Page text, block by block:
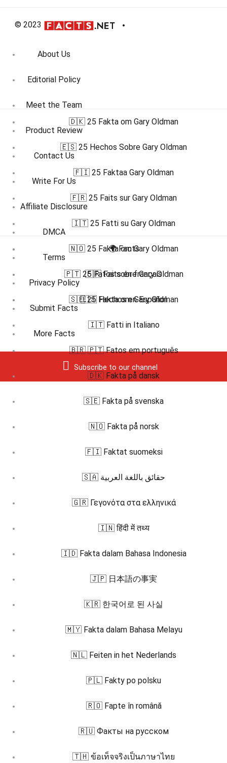
© 2023
About Us
Editorial Policy
Meet the Team
Product Review
Contact Us
Write For Us
Affiliate Disclosure
DMCA
Terms
Privacy Policy
Submit Facts
More Facts
Subscribe to our channel
🇩🇰 25 Fakta om Gary Oldman
🇪🇸 25 Hechos Sobre Gary Oldman
🇫🇮 25 Faktaa Gary Oldman
🇫🇷 25 Faits sur Gary Oldman
🇮🇹 25 Fatti su Gary Oldman
🇳🇴 25 Fakta om Gary Oldman
🇵🇹 25 Fatos sobre Gary Oldman
🇸🇪 25 Fakta om Gary Oldman
🌍 Facts
🇫🇷 Faits en français
🇪🇸 Hechos en Español
🇮🇹 Fatti in Italiano
🇧🇷 🇵🇹 Fatos em português
🇩🇰 Fakta på dansk
🇸🇪 Fakta på svenska
🇳🇴 Fakta på norsk
🇫🇮 Faktat suomeksi
🇸🇦 حقائق باللغة العربية
🇬🇷 Γεγονότα στα ελληνικά
🇮🇳 हिंदी में तथ्य
🇮🇩 Fakta dalam Bahasa Indonesia
🇯🇵 日本語の事実
🇰🇷 한국어로 된 사실
🇲🇾 Fakta dalam Bahasa Melayu
🇳🇱 Feiten in het Nederlands
🇵🇱 Fakty po polsku
🇷🇴 Fapte în română
🇷🇺 Факты на русском
🇹🇭 ข้อเท็จจริงเป็นภาษาไทย